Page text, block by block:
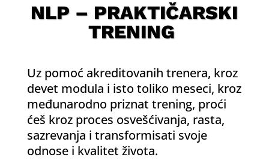
NLP – PRAKTIČARSKI
TRENING
Uz pomoć akreditovanih trenera, kroz
devet modula i isto toliko meseci, kroz
međunarodno priznat trening, proći
ćeš kroz proces osvešćivanja, rasta,
sazrevanja i transformisati svoje
odnose i kvalitet života.